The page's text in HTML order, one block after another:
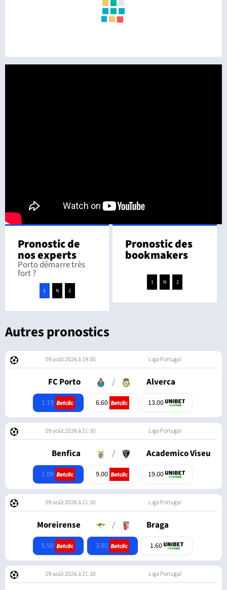
Pronostic de
nos experts
Porto démarre très
fort ?
1 N 2
Pronostic des
bookmakers
1 N 2
Autres pronostics
09 août 2026 à 19:00 Liga Portugal
FC Porto / Alverca
1.19 6.60 13.00
09 août 2026 à 21:30 Liga Portugal
Benfica / Academico Viseu
1.09 9.00 19.00
09 août 2026 à 21:30 Liga Portugal
Moreirense / Braga
5.50 3.90 1.60
09 août 2026 à 21:30 Liga Portugal